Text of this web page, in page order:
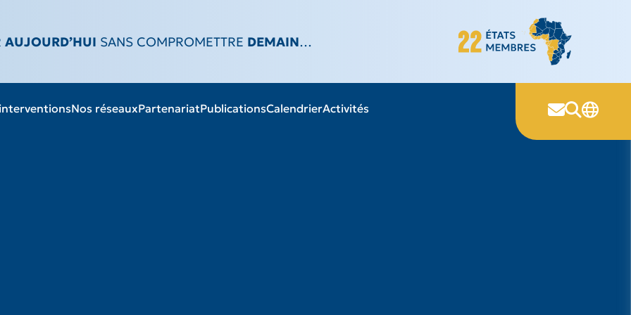
AUJOURD’HUI SANS COMPROMETTRE DEMAIN…
Nos réseauxPartenariatPublicationsCalendrierActivités